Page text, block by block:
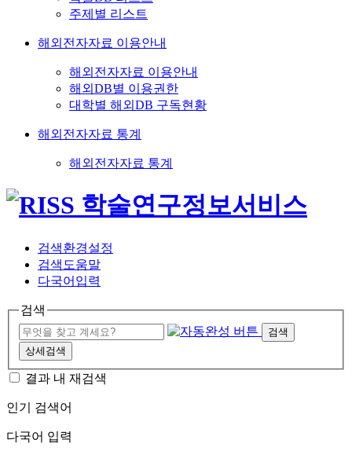
주제별 리스트
해외전자자료 이용안내
해외전자자료 이용안내
해외DB별 이용권한
대학별 해외DB 구독현황
해외전자자료 통계
해외전자자료 통계
검색환경설정
검색도움말
다국어입력
검색
검색
상세검색
결과 내 재검색
인기 검색어
다국어 입력